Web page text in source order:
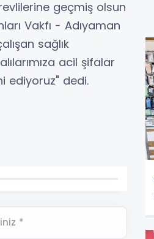
geçmiş olsun
Vakfı - Adıyaman
sağlık
acil şifalar
ediyoruz" dedi.
*